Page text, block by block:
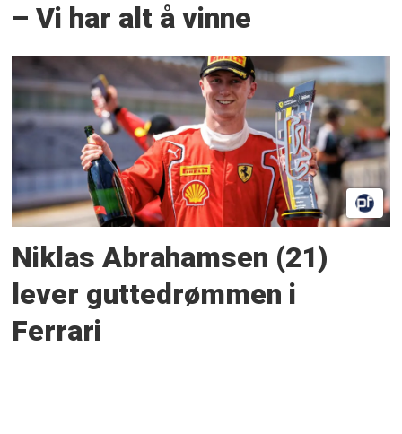
– Vi har alt å vinne
Niklas Abrahamsen (21)
lever guttedrømmen i
Ferrari